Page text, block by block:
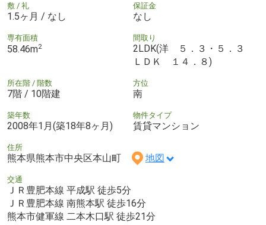
敷 / 礼
1.5ヶ月 / なし
保証金
なし
専有面積
58.46m2
間取り
2LDK(洋 ５．３・５．３
ＬＤＫ １４．８)
所在階 / 階数
7階 / 10階建
方位
南
築年数
2008年1月(築18年8ヶ月)
物件タイプ
賃貸マンション
住所
熊本県熊本市中央区本山町 地図
交通
ＪＲ豊肥本線 平成駅 徒歩5分
ＪＲ豊肥本線 南熊本駅 徒歩16分
熊本市健軍線 二本木口駅 徒歩21分